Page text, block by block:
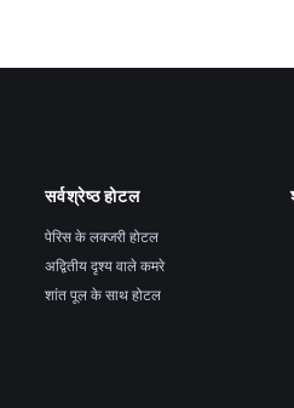
सर्वश्रेष्ठ होटल
पेरिस के लक्जरी होटल
अद्वितीय दृश्य वाले कमरे
शांत पूल के साथ होटल